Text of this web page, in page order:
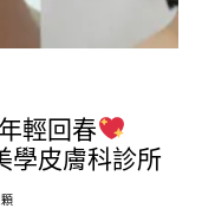
輕回春
學皮膚科診所